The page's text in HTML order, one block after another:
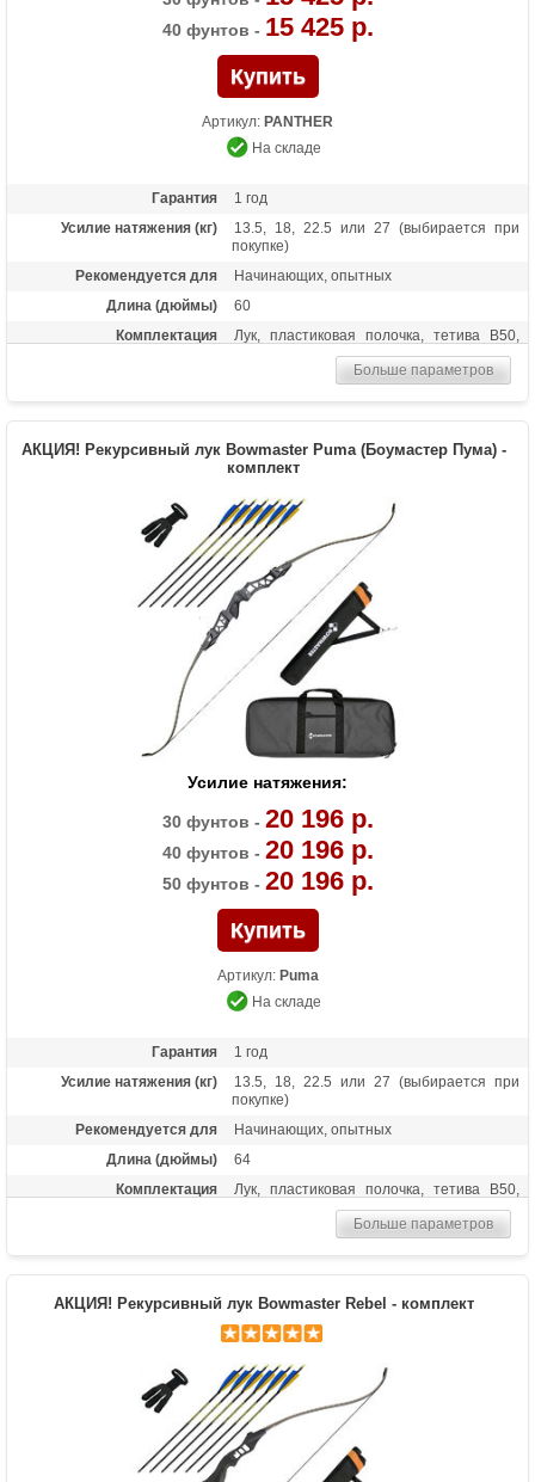
40 фунтов - 15 425 р.
Артикул: PANTHER
На складе
Гарантия
1 год
Усилие натяжения (кг)
13.5, 18, 22.5 или 27 (выбирается при
покупке)
Рекомендуется для
Начинающих, опытных
Длина (дюймы)
60
Комплектация
Лук, пластиковая полочка, тетива В50,
шестигранники, чехол для лука, перчатка,
колчан для стрел, 6 карбоновых стрел
Масса (кг)
1,3
ламинатом
Больше параметров
АКЦИЯ! Рекурсивный лук Bowmaster Puma (Боумастер Пума) -
комплект
Усилие натяжения:
30 фунтов - 20 196 р.
40 фунтов - 20 196 р.
50 фунтов - 20 196 р.
Артикул: Puma
На складе
Гарантия
1 год
Усилие натяжения (кг)
13.5, 18, 22.5 или 27 (выбирается при
покупке)
Рекомендуется для
Начинающих, опытных
Длина (дюймы)
64
Комплектация
Лук, пластиковая полочка, тетива В50,
шестигранники, чехол для лука, перчатка,
колчан для стрел, 6 карбоновых стрел
Масса (кг)
1,6
ламинатом
Развлечение, спорт
Больше параметров
АКЦИЯ! Рекурсивный лук Bowmaster Rebel - комплект